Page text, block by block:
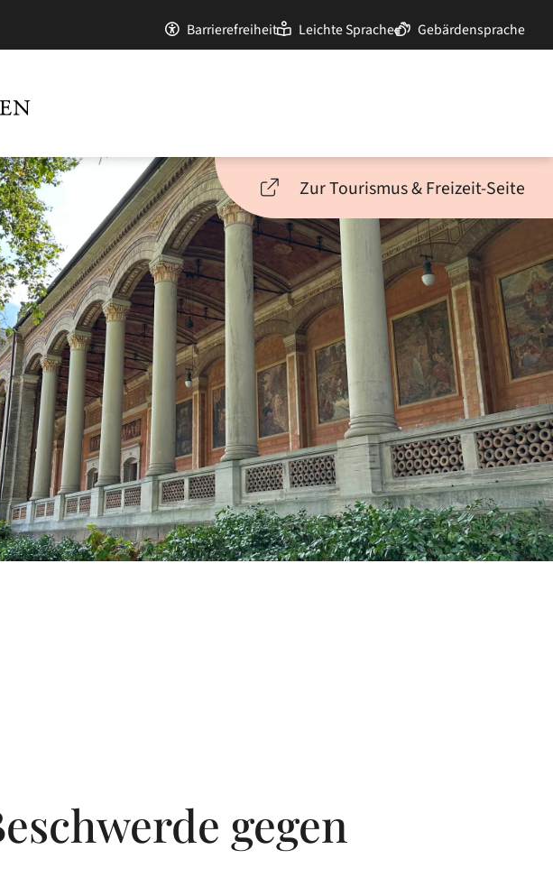
Barrierefreiheit Leichte Sprache Gebärdensprache
Zur Tourismus & Freizeit-Seite
gegen